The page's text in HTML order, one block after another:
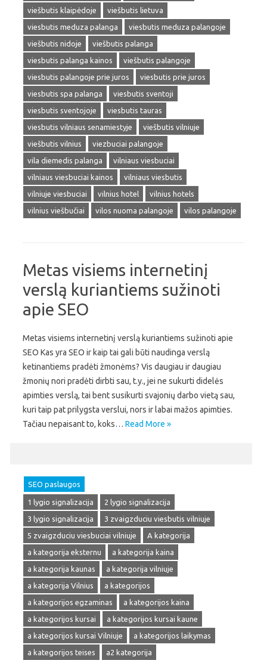
viešbutis klaipėdoje
viešbutis lietuva
viesbutis meduza palanga
viesbutis meduza palangoje
viešbutis nidoje
viešbutis palanga
viesbutis palanga kainos
viešbutis palangoje
viesbutis palangoje prie juros
viesbutis prie juros
viesbutis spa palanga
viesbutis sventoji
viesbutis sventojoje
viesbutis tauras
viesbutis vilniaus senamiestyje
viešbutis vilniuje
viešbutis vilnius
viezbuciai palangoje
vila diemedis palanga
vilniaus viesbuciai
vilniaus viesbuciai kainos
vilniaus viesbutis
vilniuje viesbuciai
vilnius hotel
vilnius hotels
vilnius viešbučiai
vilos nuoma palangoje vilos palangoje
Metas visiems internetinį
verslą kuriantiems sužinoti
apie SEO
Metas visiems internetinį verslą kuriantiems sužinoti apie
SEO Kas yra SEO ir kaip tai gali būti naudinga verslą
ketinantiems pradėti žmonėms? Vis daugiau ir daugiau
žmonių nori pradėti dirbti sau, t.y., jei ne sukurti didelės
apimties verslą, tai bent susikurti svajonių darbo vietą sau,
kuri taip pat prilygsta verslui, nors ir labai mažos apimties.
Tačiau nepaisant to, koks… Read More »
SEO paslaugos
1 lygio signalizacija
2 lygio signalizacija
3 lygio signalizacija
3 zvaigzduciu viesbutis vilniuje
5 zvaigzduciu viesbuciai vilniuje
A kategorija
a kategorija eksternu
a kategorija kaina
a kategorija kaunas
a kategorija vilniuje
a kategorija Vilnius
a kategorijos
a kategorijos egzaminas
a kategorijos kaina
a kategorijos kursai
a kategorijos kursai kaune
a kategorijos kursai Vilniuje
a kategorijos laikymas
a kategorijos teises
a2 kategorija